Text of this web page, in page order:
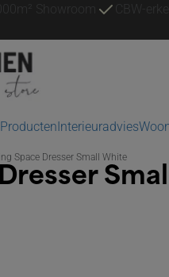
Showroom CBW-
ProductenInterieuradvies
Space Dresser Small White